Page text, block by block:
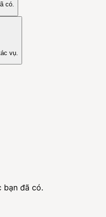
có.
vụ.
bạn đã có.